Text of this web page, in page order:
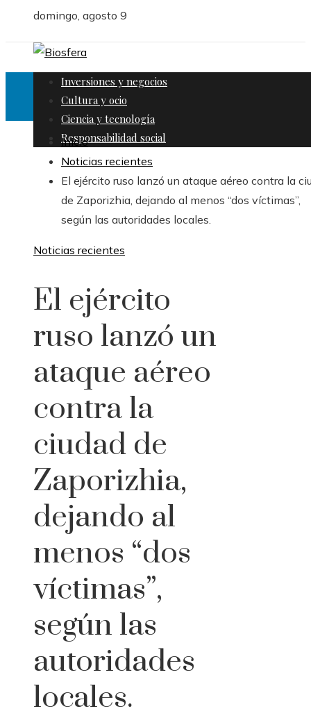
domingo, agosto 9
Inversiones y negocios
Cultura y ocio
Ciencia y tecnología
Responsabilidad social
Inicio
Noticias recientes
El ejército ruso lanzó un ataque aéreo contra la
de Zaporizhia, dejando al menos “dos víctimas”,
según las autoridades locales.
Noticias recientes
El ejército
ruso lanzó un
ataque aéreo
contra la
ciudad de
Zaporizhia,
dejando al
menos “dos
víctimas”,
según las
autoridades
locales.